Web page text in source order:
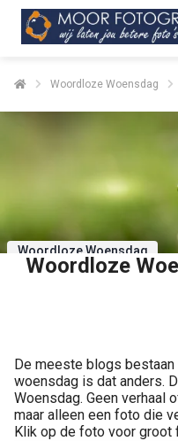
Woordloze Woensdag
Woordloze Woensdag
Woordloze
De meeste blogs
woensdag is dat anders.
Woensdag. Geen verhaal
maar alleen een foto die
Klik op de foto voor groot